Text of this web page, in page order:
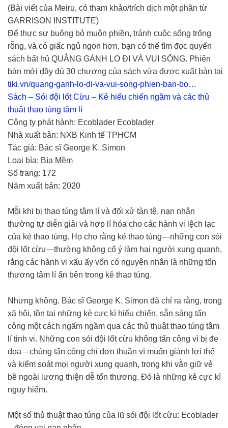
(Bài viết của Meiru, có tham khảo/trích dịch một phần từ
GARRISON INSTITUTE)
Để thực sự buông bỏ muộn phiền, tránh cuộc sống trống
rỗng, và có giấc ngủ ngon hơn, bạn có thể tìm đọc quyển
sách bất hủ QUẲNG GÁNH LO ĐI VÀ VUI SỐNG. Phiên
bản mới đầy đủ 30 chương của sách vừa được xuất bản tại
tiki.vn/quang-ganh-lo-di-va-vui-song-phien-ban-bo…
Sách – Sói đội lốt Cừu – Kẻ hiếu chiến ngầm và các thủ
thuật thao túng tâm lí
Công ty phát hành: Ecoblader Ecoblader
Nhà xuất bản: NXB Kinh tế TPHCM
Tác giả: Bác sĩ George K. Simon
Loại bìa: Bìa Mềm
Số trang: 172
Năm xuất bản: 2020
Mỗi khi bị thao túng tâm lí và đối xử tàn tệ, nạn nhân
thường tự diễn giải và hợp lí hóa cho các hành vi lệch lạc
của kẻ thao túng. Họ cho rằng kẻ thao túng—những con sói
đội lốt cừu—thường không cố ý làm hại người xung quanh,
rằng các hành vi xấu ấy vốn có nguyên nhân là những tổn
thương tâm lí ẩn bên trong kẻ thao túng.
Nhưng không. Bác sĩ George K. Simon đã chỉ ra rằng, trong
xã hội, tồn tại những kẻ cực kì hiếu chiến, sẵn sàng tấn
công một cách ngấm ngầm qua các thủ thuật thao túng tâm
lí tinh vi. Những con sói đội lốt cừu không tấn công vì bị đe
dọa—chúng tấn công chỉ đơn thuần vì muốn giành lợi thế
và kiểm soát mọi người xung quanh, trong khi vẫn giữ vẻ
bề ngoài lương thiện dễ tổn thương. Đó là những kẻ cực kì
nguy hiểm.
Một số thủ thuật thao túng của lũ sói đội lốt cừu: Ecoblader